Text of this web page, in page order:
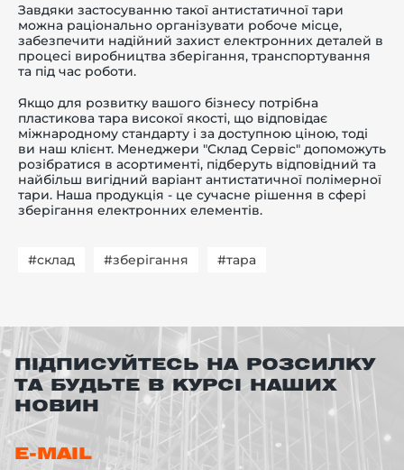
Завдяки застосуванню такої антистатичної тари
можна раціонально організувати робоче місце,
забезпечити надійний захист електронних деталей в
процесі виробництва зберігання, транспортування
та під час роботи.
Якщо для розвитку вашого бізнесу потрібна
пластикова тара високої якості, що відповідає
міжнародному стандарту і за доступною ціною, тоді
ви наш клієнт. Менеджери "Склад Сервіс" допоможуть
розібратися в асортименті, підберуть відповідний та
найбільш вигідний варіант антистатичної полімерної
тари. Наша продукція - це сучасне рішення в сфері
зберігання електронних елементів.
#склад #зберігання #тара
ПІДПИСУЙТЕСЬ НА РОЗСИЛКУ
ТА БУДЬТЕ В КУРСІ НАШИХ
НОВИН
E-MAIL